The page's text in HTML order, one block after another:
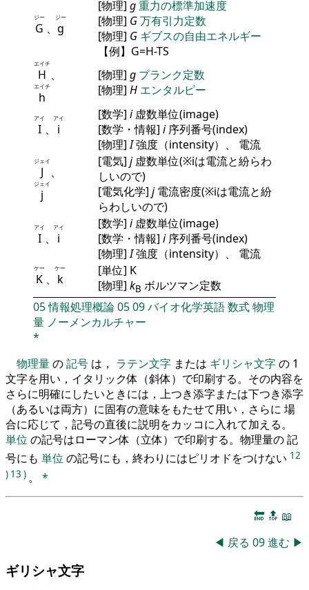
G
ジー
、 g
ジー
[物理] g重力の標準加速度
[物理] G万有引力定数
[物理] G ギブスの自由エネルギー
【例】G=H-TS
H
エイチ
、
h
エイチ
[物理] g プランク定数
[物理] H エンタルピー
I
アイ
、 i
アイ [数学] i虚数単位(image)
[数学・情報] i序列番号(index)
[物理]I強度（intensity）、 電流
J
ジェイ
、
j
ジェイ
[電気] j虚数単位(※iは電流と紛らわ
しいので)
[電気化学] j電流密度(※iは電流と紛
らわしいので)
I
アイ
、 i
アイ [数学] i虚数単位(image)
[数学・情報] i序列番号(index)
[物理]I強度（intensity）、 電流
K
ケー
、 k
ケー
[単位] K
[物理] kB ボルツマン定数
05情報処理概論0509バイオ化学英語数式物理
量 ノーメンカルチャー
*
物理量の記号 は， ラテン文字 または ギリシャ文字の 1
文字を用い，イタリック体（斜体）で印刷する。その内容を
さらに明確にしたいときには，上つき添字または下つき添字
（あるいは両方）に固有の意味をもたせて用い，さらに 場
合に応じて，記号の直後に説明をカッコに入れて加える。
単位の記号はローマン体（立体）で印刷する。物理量の 記
号にも 単位の記号にも，終わりにはピリオドをつけない 12
) 13 ) 。 *
🔚 🔝 📖
◀ 戻る 09進む ▶
ギリシャ文字